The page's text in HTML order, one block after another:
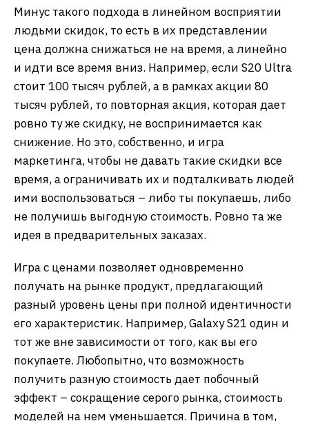
Минус такого подхода в линейном восприятии
людьми скидок, то есть в их представлении
цена должна снижаться не на время, а линейно
и идти все время вниз. Например, если S20 Ultra
стоит 100 тысяч рублей, а в рамках акции 80
тысяч рублей, то повторная акция, которая дает
ровно ту же скидку, не воспринимается как
снижение. Но это, собственно, и игра
маркетинга, чтобы не давать такие скидки все
время, а ограничивать их и подталкивать людей
ими воспользоваться – либо ты покупаешь, либо
не получишь выгодную стоимость. Ровно та же
идея в предварительных заказах.
Игра с ценами позволяет одновременно
получать на рынке продукт, предлагающий
разный уровень цены при полной идентичности
его характеристик. Например, Galaxy S21 один и
тот же вне зависимости от того, как вы его
покупаете. Любопытно, что возможность
получить разную стоимость дает побочный
эффект – сокращение серого рынка, стоимость
моделей на нем уменьшается. Причина в том,